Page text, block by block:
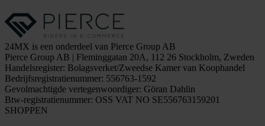
24MX is een onderdeel van Pierce Group AB
Pierce Group AB | Fleminggatan 20A, 112 26 Stockholm, Zweden
Handelsregister: Bolagsverket/Zweedse Kamer van Koophandel
Bedrijfsregistratienummer: 556763-1592
Gevolmachtigde vertegenwoordiger: Göran Dahlin
Btw-registratienummer: OSS VAT NO SE556763159201
SHOPPEN